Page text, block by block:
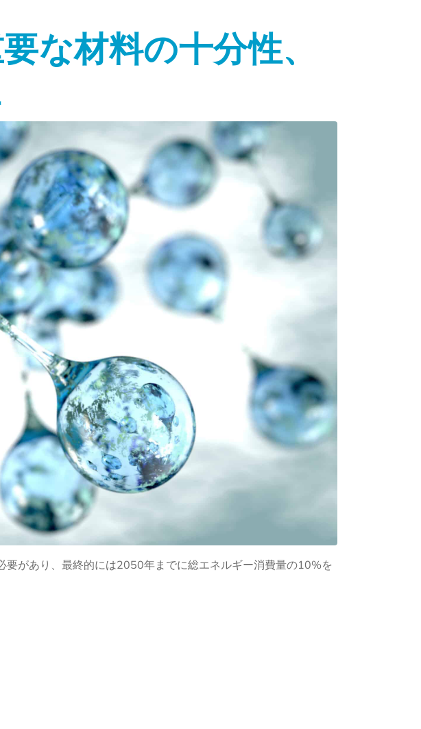
な材料の十分性、
があり、最終的には2050年までに総エネルギー消費量の10%を